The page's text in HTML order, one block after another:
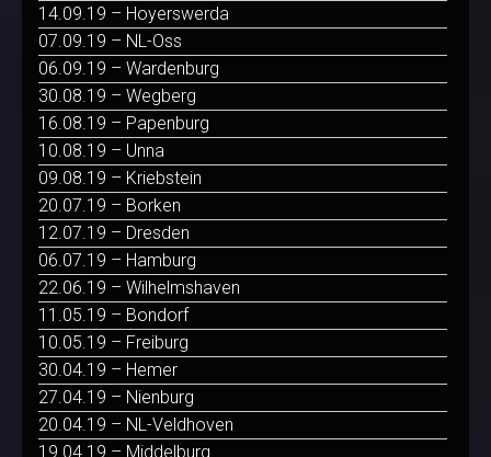
14.09.19 – Hoyerswerda
07.09.19 – NL-Oss
06.09.19 – Wardenburg
30.08.19 – Wegberg
16.08.19 – Papenburg
10.08.19 – Unna
09.08.19 – Kriebstein
20.07.19 – Borken
12.07.19 – Dresden
06.07.19 – Hamburg
22.06.19 – Wilhelmshaven
11.05.19 – Bondorf
10.05.19 – Freiburg
30.04.19 – Hemer
27.04.19 – Nienburg
20.04.19 – NL-Veldhoven
19.04.19 – Middelburg